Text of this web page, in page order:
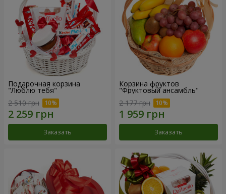
Подарочная корзина
"Люблю тебя"
2 510 грн
Заказать
Корзина фруктов
"Фруктовый ансамбль"
2 177 грн
Заказать